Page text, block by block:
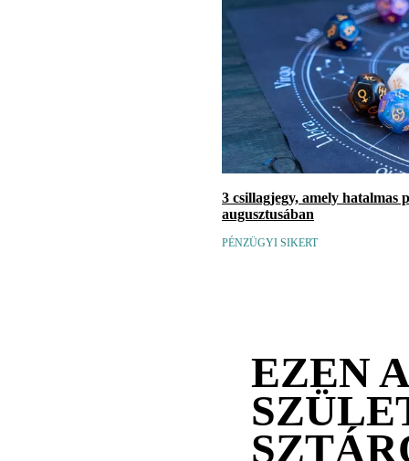
3 csillagjegy, amely hatalmas
augusztusában
PÉNZÜGYI SIKERT
EZEN